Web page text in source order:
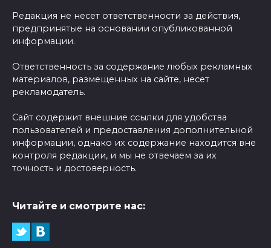
Редакция не несет ответственности за действия,
предпринятые на основании опубликованной
информации.
Ответственность за содержание любых рекламных
материалов, размещенных на сайте, несет
рекламодатель.
Сайт содержит внешние ссылки для удобства
пользователей и предоставления дополнительной
информации, однако их содержание находится вне
контроля редакции, и мы не отвечаем за их
точность и достоверность.
Читайте и смотрите нас: